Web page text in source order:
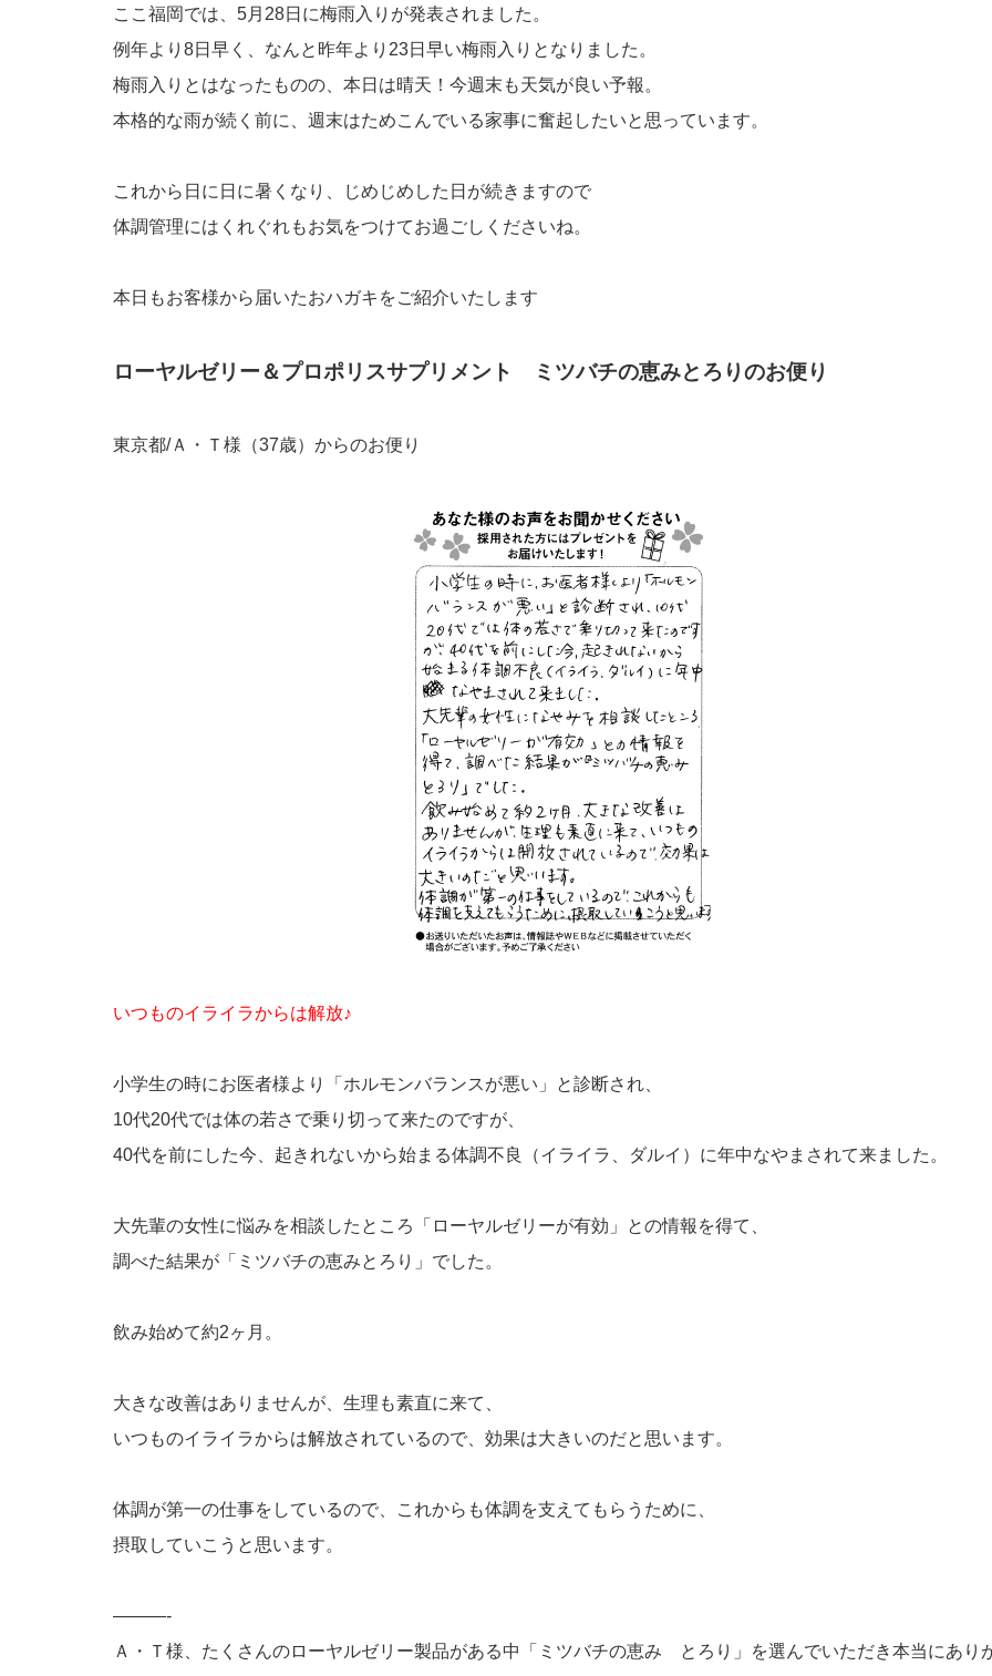
ここ福岡では、5月28日に梅雨入りが発表されました。
例年より8日早く、なんと昨年より23日早い梅雨入りとなりました。
梅雨入りとはなったものの、本日は晴天！今週末も天気が良い予報。
本格的な雨が続く前に、週末はためこんでいる家事に奮起したいと思っています。
これから日に日に暑くなり、じめじめした日が続きますので
体調管理にはくれぐれもお気をつけてお過ごしくださいね。
本日もお客様から届いたおハガキをご紹介いたします
ローヤルゼリー＆プロポリスサプリメント ミツバチの恵みとろりのお便り
東京都/Ａ・Ｔ様（37歳）からのお便り
いつものイライラからは解放♪
小学生の時にお医者様より「ホルモンバランスが悪い」と診断され、
10代20代では体の若さで乗り切って来たのですが、
40代を前にした今、起きれないから始まる体調不良（イライラ、ダルイ）に年中なやまされて来ました。
大先輩の女性に悩みを相談したところ「ローヤルゼリーが有効」との情報を得て、
調べた結果が「ミツバチの恵みとろり」でした。
飲み始めて約2ヶ月。
大きな改善はありませんが、生理も素直に来て、
いつものイライラからは解放されているので、効果は大きいのだと思います。
体調が第一の仕事をしているので、これからも体調を支えてもらうために、
摂取していこうと思います。
———-
Ａ・Ｔ様、たくさんのローヤルゼリー製品がある中「ミツバチの恵み とろり」を選んでいただき本当にあり